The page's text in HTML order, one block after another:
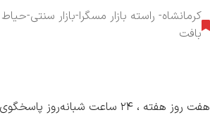
کرمانشاه- راسته بازار مسگرا-بازار سنتی-
بافت
هفت روز هفته ، ۲۴ ساعت شبانه‌روز پاسخگوی شما هستیم.